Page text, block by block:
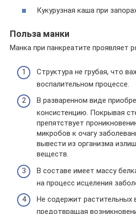
Кукурузная каша при
Польза манки
Манка при панкреатите проявляет
Структура не грубая, что
воспалительном процессе.
В разваренном виде
консистенцию. Покрывая
препятствует
микробов к очагу
вывести из организма
веществ.
В составе имеет массу
на процесс исцеления
Не содержит растительных
предотвращая